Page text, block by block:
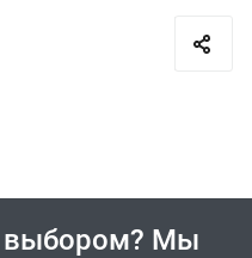
выбором? Мы